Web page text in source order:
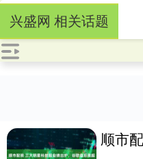
兴盛网 相关话题